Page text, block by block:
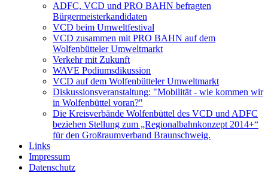
ADFC, VCD und PRO BAHN befragten
Bürgermeisterkandidaten
VCD beim Umweltfestival
VCD zusammen mit PRO BAHN auf dem
Wolfenbütteler Umweltmarkt
Verkehr mit Zukunft
WAVE Podiumsdikussion
VCD auf dem Wolfenbütteler Umweltmarkt
Diskussionsveranstaltung: "Mobilität - wie kommen wir
in Wolfenbüttel voran?"
Die Kreisverbände Wolfenbüttel des VCD und ADFC
beziehen Stellung zum „Regionalbahnkonzept 2014+“
für den Großraumverband Braunschweig.
Links
Impressum
Datenschutz